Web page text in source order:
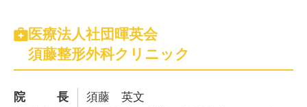
医療法人社団暉英会
須藤整形外科クリニック
院長
須藤 英文